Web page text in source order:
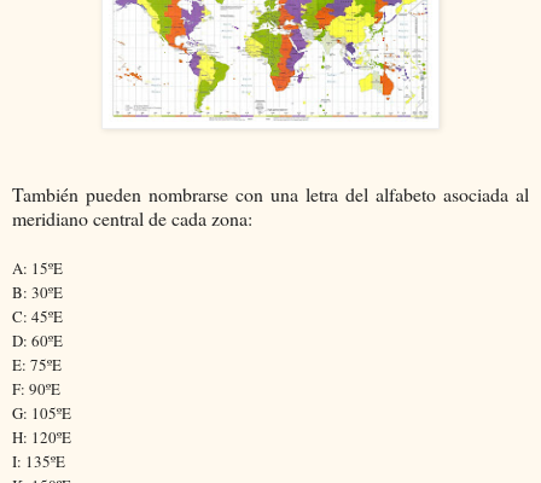
También pueden nombrarse con una letra del alfabeto asociada al
meridiano central de cada zona:
A: 15ºE
B: 30ºE
C: 45ºE
D: 60ºE
E: 75ºE
F: 90ºE
G: 105ºE
H: 120ºE
I: 135ºE